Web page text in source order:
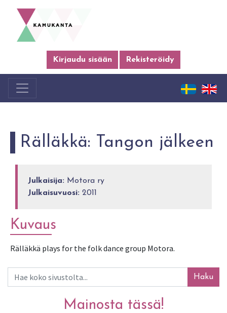
Kirjaudu sisään Rekisteröidy
Rälläkkä: Tangon jälkeen
Julkaisija: Motora ry
Julkaisuvuosi: 2011
Kuvaus
Rälläkkä plays for the folk dance group Motora.
Haku
Mainosta tässä!